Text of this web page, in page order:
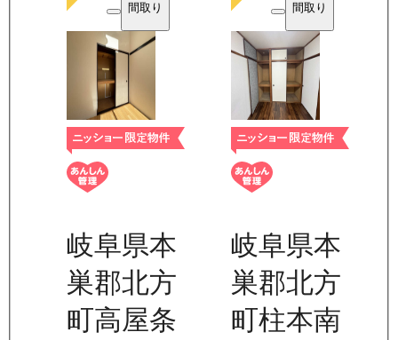
間取り
岐阜県本
巣郡北方
町高屋条
間取り
岐阜県本
巣郡北方
町柱本南